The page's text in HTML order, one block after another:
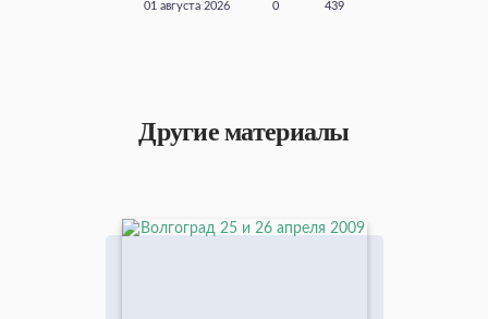
01 августа 2026 0 439
Другие материалы